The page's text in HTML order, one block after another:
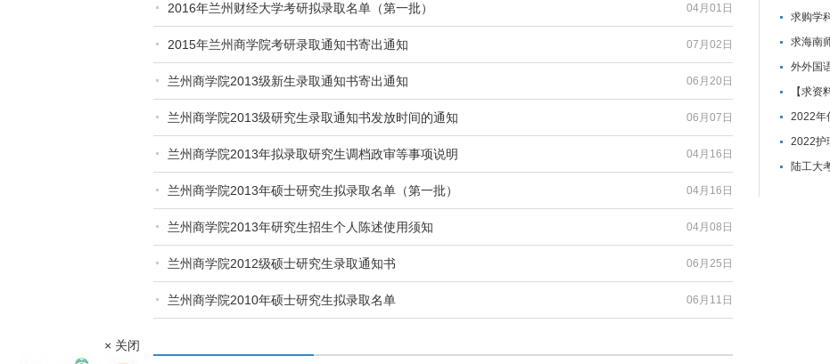
04月01日
2016年兰州财经大学考研拟录取名单（第一批）
07月02日
2015年兰州商学院考研录取通知书寄出通知
06月20日
兰州商学院2013级新生录取通知书寄出通知
06月07日
兰州商学院2013级研究生录取通知书发放时间的通知
04月16日
兰州商学院2013年拟录取研究生调档政审等事项说明
04月16日
兰州商学院2013年硕士研究生拟录取名单（第一批）
04月08日
兰州商学院2013年研究生招生个人陈述使用须知
06月25日
兰州商学院2012级硕士研究生录取通知书
06月11日
兰州商学院2010年硕士研究生拟录取名单
求购学
求海南
外外国
【求
2022年
2022护
陆工大
× 关闭